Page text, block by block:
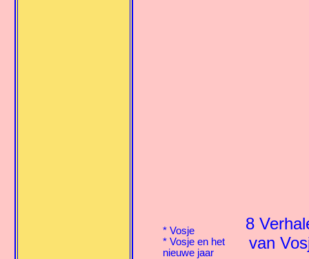
* Vosje
* Vosje en het
nieuwe jaar
8
van